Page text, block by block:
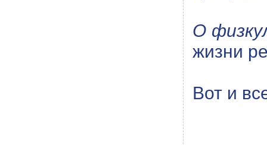
О
жизни
Вот и